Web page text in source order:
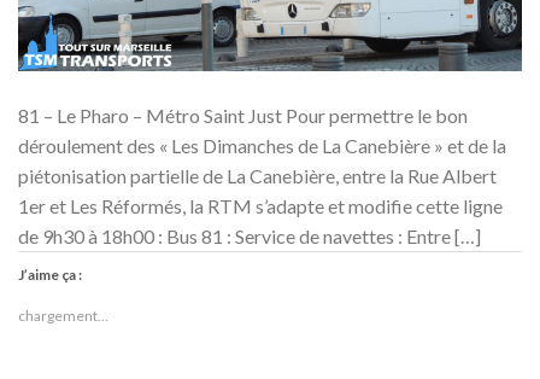
81 – Le Pharo – Métro Saint Just Pour permettre le bon
déroulement des « Les Dimanches de La Canebière » et de la
piétonisation partielle de La Canebière, entre la Rue Albert
1er et Les Réformés, la RTM s’adapte et modifie cette ligne
de 9h30 à 18h00 : Bus 81 : Service de navettes : Entre […]
J’aime ça :
chargement…